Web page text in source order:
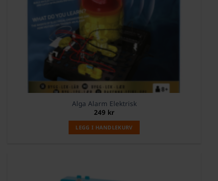
Alga Alarm Elektrisk
249 kr
LEGG I HANDLEKURV